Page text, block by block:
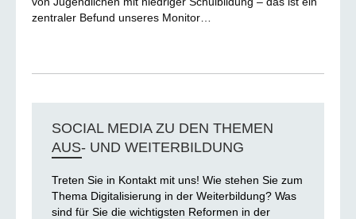
zentraler Befund unseres Monitor…
SOCIAL MEDIA ZU DEN THEMEN
AUS- UND WEITERBILDUNG
Treten Sie in Kontakt mit uns! Wie stehen Sie zum
Thema Digitalisierung in der Weiterbildung? Was
sind für Sie die wichtigsten Reformen in der